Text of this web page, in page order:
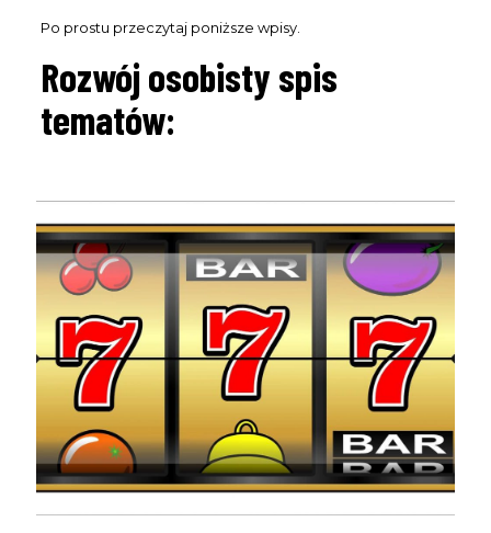
Po prostu przeczytaj poniższe wpisy.
Rozwój osobisty spis
tematów: